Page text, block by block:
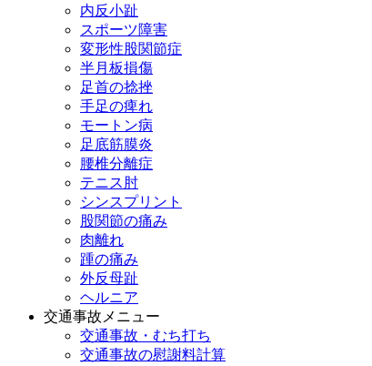
内反小趾
スポーツ障害
変形性股関節症
半月板損傷
足首の捻挫
手足の痺れ
モートン病
足底筋膜炎
腰椎分離症
テニス肘
シンスプリント
股関節の痛み
肉離れ
踵の痛み
外反母趾
ヘルニア
交通事故メニュー
交通事故・むち打ち
交通事故の慰謝料計算